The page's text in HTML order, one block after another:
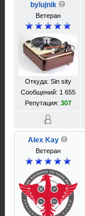
bylujnik
Ветеран
Откуда: Sin sity
Сообщений: 1 655
Репутация: 307
Alex Kay
Ветеран